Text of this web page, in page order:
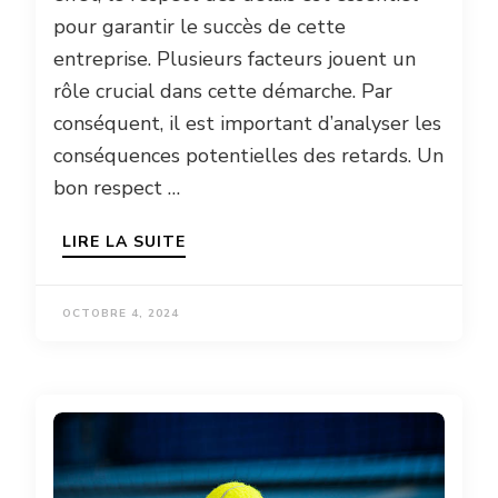
pour garantir le succès de cette
entreprise. Plusieurs facteurs jouent un
rôle crucial dans cette démarche. Par
conséquent, il est important d’analyser les
conséquences potentielles des retards. Un
bon respect …
LIRE LA SUITE
OCTOBRE 4, 2024